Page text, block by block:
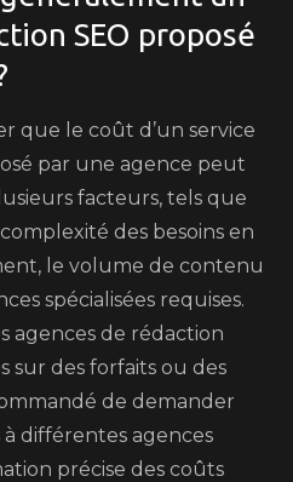
SEO proposé
que le coût d’un service
par une agence peut
facteurs, tels que
des besoins en
le volume de contenu
spécialisées requises.
agences de rédaction
sur des forfaits ou des
de demander
à différentes agences
précise des coûts